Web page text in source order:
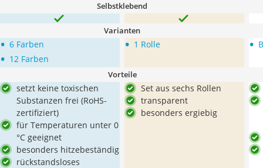
Selbstklebend
Varianten
• 6 Farben
• 12 Farben
• 1 Rolle •
Vorteile
setzt keine toxischen
Substanzen frei (RoHS-
zertifiziert)
für Temperaturen unter 0
°C geeignet
besonders hitzebeständig
rückstandsloses
Set aus sechs Rollen
transparent
besonders ergiebig